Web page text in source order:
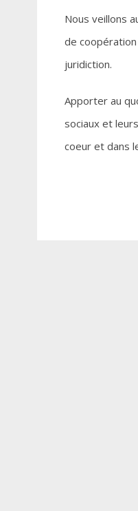
Nous veillons
de
juridiction.
Apporter au
sociaux et
coeur et dans